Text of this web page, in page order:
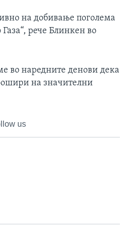
на добивање поголема
рече Блинкен во
во наредните денови дека
на значителни
us